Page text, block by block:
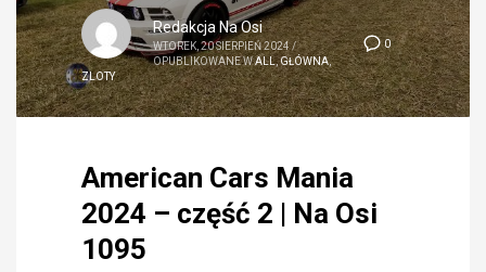
0
Redakcja Na Osi
WTOREK, 20 SIERPIEŃ 2024/
OPUBLIKOWANE WALL,GŁÓWNA,
ZLOTY
American Cars Mania
2024 – część 2 | Na Osi
1095